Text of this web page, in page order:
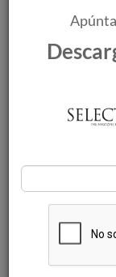
Comentarios